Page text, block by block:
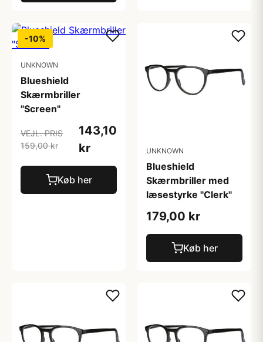
-10%
UNKNOWN
Blueshield
Skærmbriller
"Screen"
VEJL. PRIS
159,00 kr
143,10
kr
Køb her
UNKNOWN
Blueshield
Skærmbriller med
læsestyrke "Clerk"
179,00 kr
Køb her